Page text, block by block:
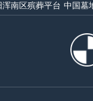
浑南区殡葬平台 中国墓